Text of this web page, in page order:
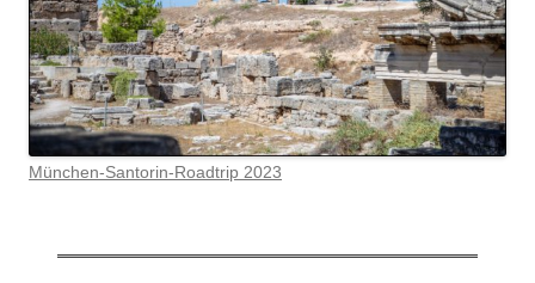
München-Santorin-Roadtrip 2023